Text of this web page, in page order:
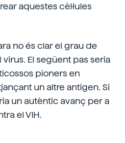
aquestes cèl·lules
no és clar el grau de
El següent pas seria
pioners en
un altre antigen. Si
un autèntic avanç per a
el VIH.